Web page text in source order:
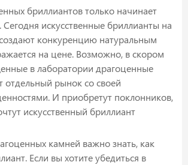
бриллиантов только начинает
искусственные бриллианты на
конкуренцию натуральным
на цене. Возможно, в скором
в лаборатории драгоценные
отдельный рынок со своей
И приобретут поклонников,
искусственный бриллиант
камней важно знать, как
Если вы хотите убедиться в